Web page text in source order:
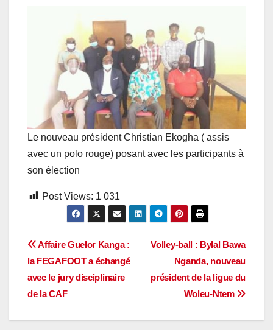
Le nouveau président Christian Ekogha ( assis
avec un polo rouge) posant avec les participants à
son élection
Post Views: 1 031
Navigation
de
l’article
Volley-ball : Bylal Bawa
Nganda, nouveau
président de la ligue du
Woleu-Ntem
Affaire Guelor Kanga :
la FEGAFOOT a échangé
avec le jury disciplinaire
de la CAF